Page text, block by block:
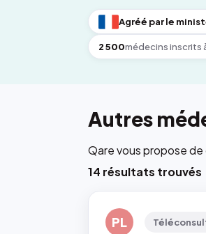
Agréé par le
2 500médecins inscrits
Autres
Qare vous propose de
14 résultats trouvés
PL